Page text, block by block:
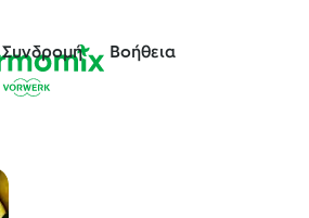
Συνδρομή Βοήθεια